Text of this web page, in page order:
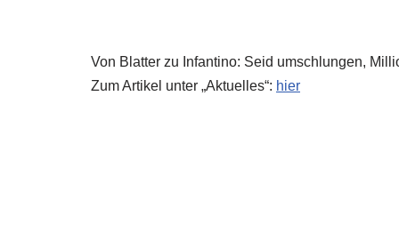
Von Blatter zu Infantino: Seid umschlungen,
Zum Artikel unter „Aktuelles“: hier